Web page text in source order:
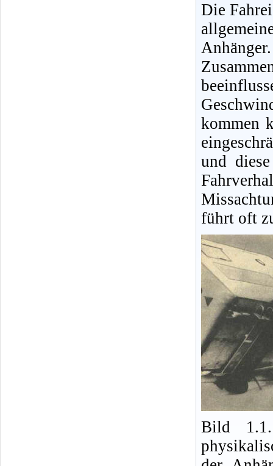
Die
kommen
und
führt oft
Bild 1.1.